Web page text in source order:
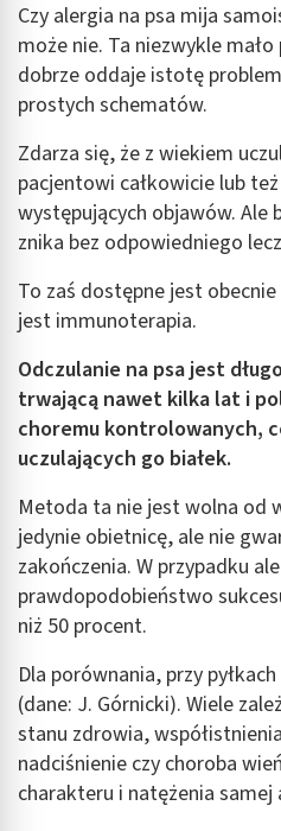
Czy alergia na psa mija
może nie. Ta niezwykle
dobrze oddaje istotę
prostych schematów.
Zdarza się, że z wiekiem
pacjentowi całkowicie lub
występujących objawów. Ale
znika bez odpowiedniego
To zaś dostępne jest
jest immunoterapia.
Odczulanie na psa jest
trwającą nawet kilka lat i
choremu kontrolowanych,
uczulających go białek.
Metoda ta nie jest wolna od
jedynie obietnicę, ale nie
zakończenia. W przypadku
prawdopodobieństwo
niż 50 procent.
Dla porównania, przy
(dane: J. Górnicki). Wiele
stanu zdrowia,
nadciśnienie czy choroba
charakteru i natężenia samej